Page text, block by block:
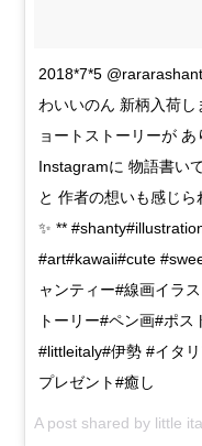
2018*7*5
わいいのん 新柄入荷し
ョートストーリーが
Instagramに 物語書い
と 作者の想いも感じ
✨ **
#art#kawaii#cute
ャンティー#線画イラ
トーリー#ペン画#ポ
#littleitaly#伊勢 #イタ
プレゼント#癒し
A post shared by little